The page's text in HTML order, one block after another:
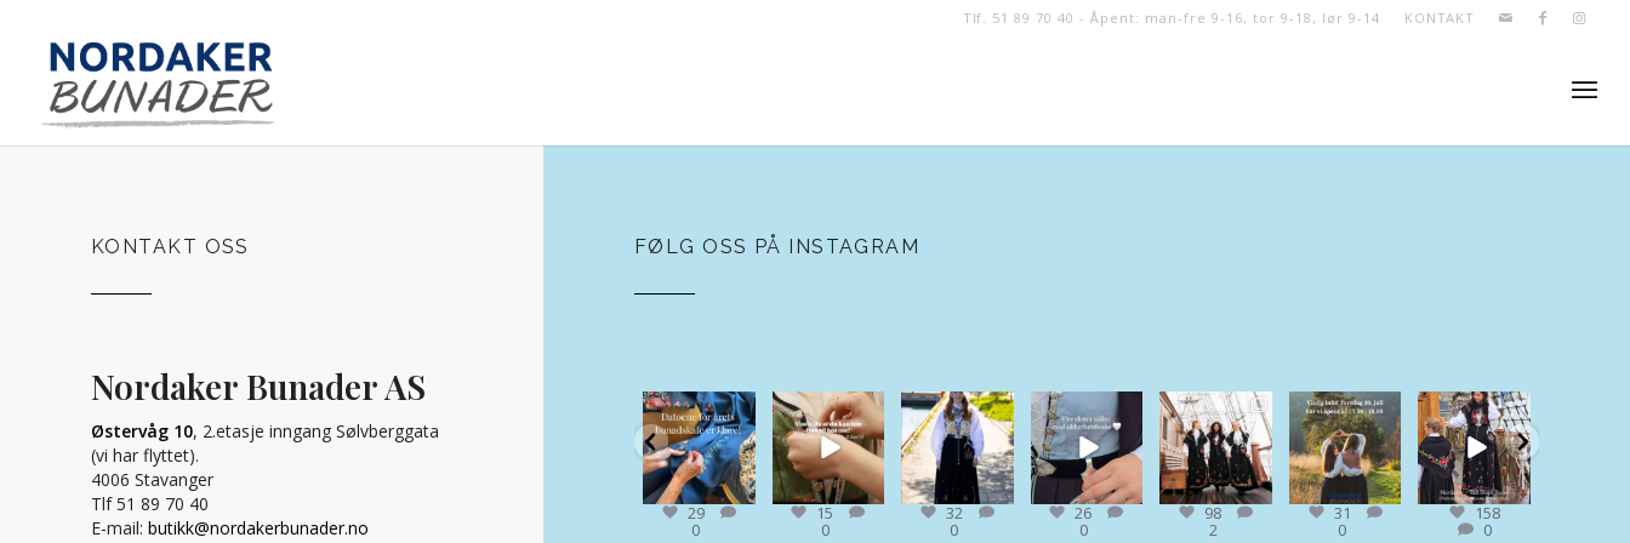
KONTAKT
Tlf. 51 89 70 40 - Åpent: man-fre 9-16, tor 9-18, lør 9-14
KONTAKT OSS
Nordaker Bunader AS
Østervåg 10, 2.etasje inngang Sølvberggata
(vi har flyttet).
4006 Stavanger
Tlf 51 89 70 40
E-mail: butikk@nordakerbunader.no
FØLG OSS PÅ INSTAGRAM
nordakerbunader
Aug 6
29
0
29
0
nordakerbunader
Aug 5
15
0
15
0
nordakerbunader
Aug 4
32
0
32
0
nordakerbunader
Aug 2
26
26
0
nordakerbunader
Jul 29
98
2
98
2
nordakerbunader
Jul 28
31
0
31
0
nordakerbunader
Jul 24
158
0
158
0